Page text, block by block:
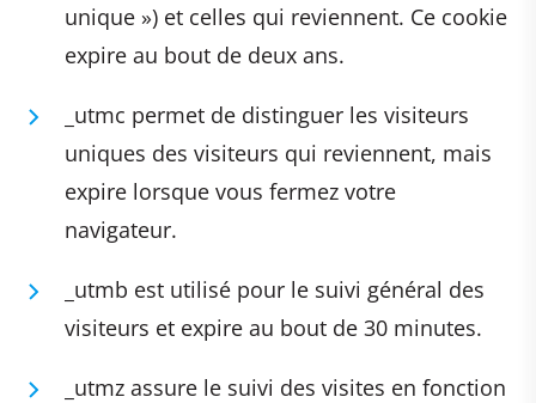
unique ») et celles qui reviennent. Ce cookie
expire au bout de deux ans.
_utmc permet de distinguer les visiteurs
uniques des visiteurs qui reviennent, mais
expire lorsque vous fermez votre
navigateur.
_utmb est utilisé pour le suivi général des
visiteurs et expire au bout de 30 minutes.
_utmz assure le suivi des visites en fonction